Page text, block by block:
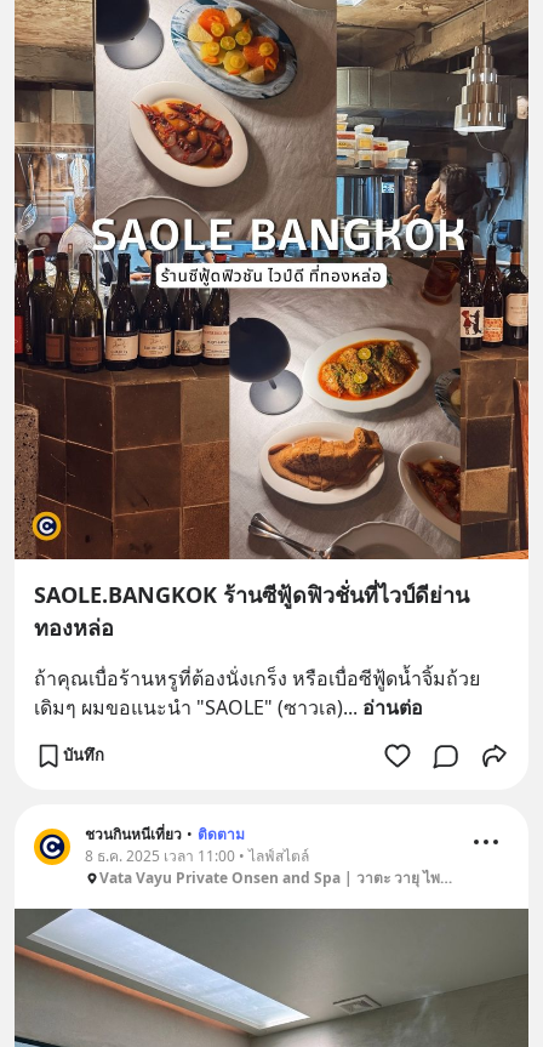
SAOLE.BANGKOK ร้านซีฟู้ดฟิวชั่นที่ไวป์ดีย่าน
ทองหล่อ
ถ้าคุณเบื่อร้านหรูที่ต้องนั่งเกร็ง หรือเบื่อซีฟู้ดน้ำจิ้มถ้วย
เดิมๆ ผมขอแนะนำ "SAOLE" (ซาวเล)... อ่านต่อ
บันทึก
ชวนกินหนีเที่ยว • ติดตาม
8 ธ.ค. 2025 เวลา 11:00 • ไลฟ์สไตล์
Vata Vayu Private Onsen and Spa | วาตะ วายุ ไพรเวท ออนเซ็น แอนด์ สปา